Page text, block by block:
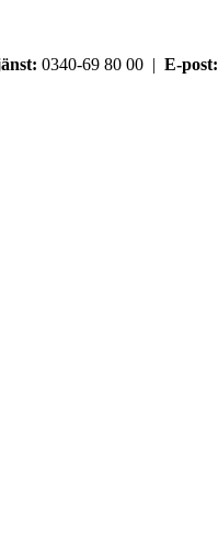
0340-69 80 00 | E-post: